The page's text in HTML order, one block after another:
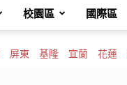
校園區 國際區
屏東 基隆 宜蘭 花蓮